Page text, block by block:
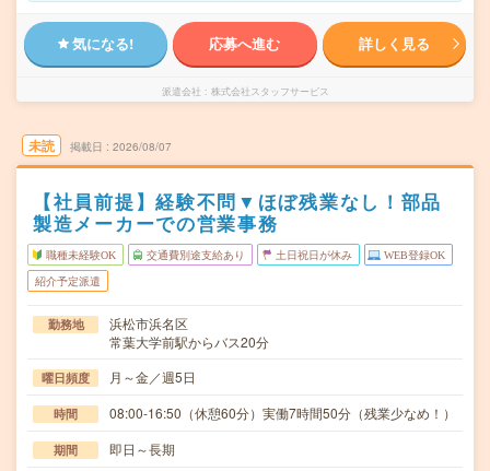
気になる! 応募へ進む 詳しく見る
派遣会社 株式会社スタッフサービス
未読 掲載日 2026/08/07
【社員前提】経験不問▼ほぼ残業なし！部品
製造メーカーでの営業事務
職種未経験OK 交通費別途支給あり 土日祝日が休み WEB登録OK
紹介予定派遣
勤務地
浜松市浜名区
常葉大学前駅からバス20分
曜日頻度 月～金／週5日
時間 08:00-16:50（休憩60分）実働7時間50分（残業少なめ！）
期間 即日～長期